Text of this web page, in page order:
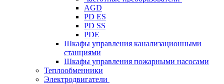
AGD
PD ES
PD SS
PDE
Шкафы управления канализационными
станциями
Шкафы управления пожарными насосами
Теплообменники
Электродвигатели